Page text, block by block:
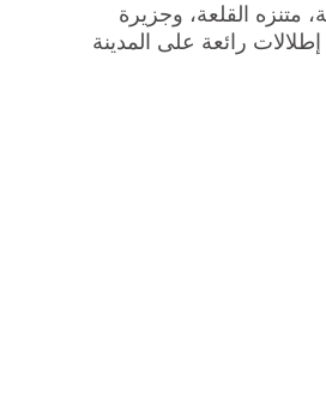
متنزه القلعة، وجزيرة
إطلالات رائعة على المدينة